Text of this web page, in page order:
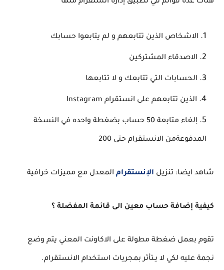
الاشخاص الذين تتابعهم و لم يتابعوا حسابك
الاصدقاء المشتركين
الحسابات التي تتابعك و لا تتابعها
الذين تتابعهم على انستقرام Instagram
إلغاء متابعة 50 حساب بضغطة واحده في النسخة
المدفوعةمن الانستقرام حتى 200
شاهد ايضا: تنزيل الإنستقرام المعدل مع مميزات خرافية
كيفية إضافة حساب معين الى قائمة المفضلة ؟
تقوم بعمل ضغطة مطولة على الاكاونت المعني يتم وضع
نجمة عليه لكي لا يـتأثر بمجريات استخدام الانستقرام.